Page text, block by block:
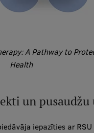
A Pathway to
Health
un
iepazīties ar